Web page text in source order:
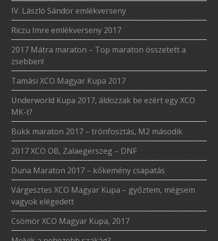
IV. László Sándor emlékverseny
Riczu Imre emlékverseny 2017
2017 Mátra maraton – Top maraton összetett a
zsebben!
Tamási XCO Magyar Kupa 2017
Underworld Kupa 2017, áldozzak be ezért egy XCO
MK-t?
Bükk maraton 2017 – trónfosztás, M2 második
2017 XCO OB, Zalaegerszeg – DNF
Duna Maraton 2017 – kőkemény csapatás
Várgesztes XCO Magyar Kupa – győztem, mégsem
vagyok elégedett
Csömör XCO Magyar Kupa, 2017